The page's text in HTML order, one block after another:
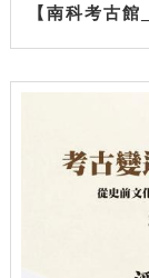
【南科考古